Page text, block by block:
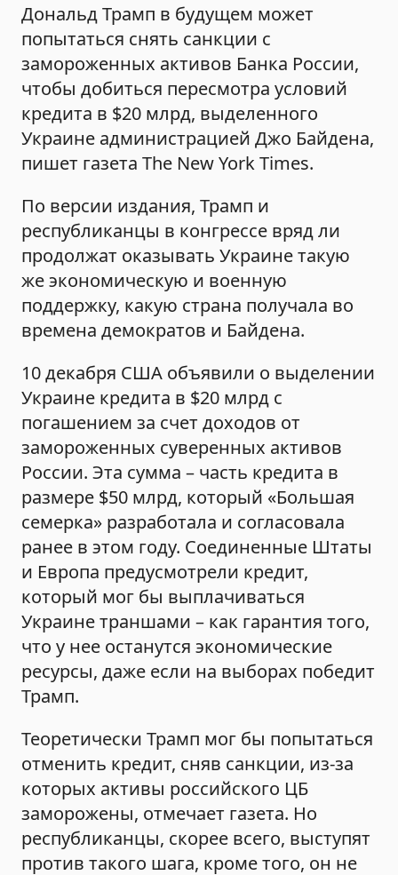
Дональд Трамп в будущем может
попытаться снять санкции с
замороженных активов Банка России,
чтобы добиться пересмотра условий
кредита в $20 млрд, выделенного
Украине администрацией Джо Байдена,
пишет газета The New York Times.
По версии издания, Трамп и
республиканцы в конгрессе вряд ли
продолжат оказывать Украине такую
же экономическую и военную
поддержку, какую страна получала во
времена демократов и Байдена.
10 декабря США объявили о выделении
Украине кредита в $20 млрд с
погашением за счет доходов от
замороженных суверенных активов
России. Эта сумма – часть кредита в
размере $50 млрд, который «Большая
семерка» разработала и согласовала
ранее в этом году. Соединенные Штаты
и Европа предусмотрели кредит,
который мог бы выплачиваться
Украине траншами – как гарантия того,
что у нее останутся экономические
ресурсы, даже если на выборах победит
Трамп.
Теоретически Трамп мог бы попытаться
отменить кредит, сняв санкции, из-за
которых активы российского ЦБ
заморожены, отмечает газета. Но
республиканцы, скорее всего, выступят
против такого шага, кроме того, он не